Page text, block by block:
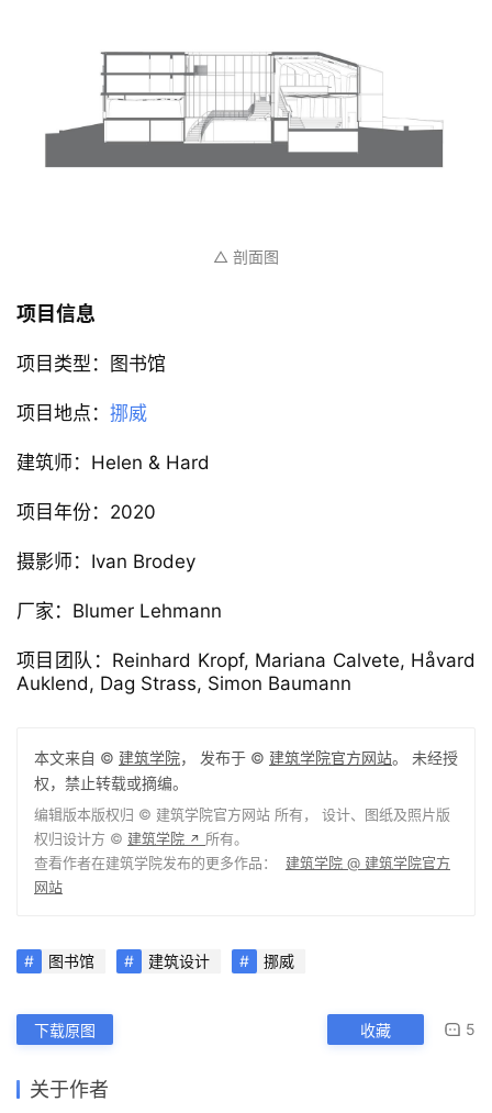
△ 剖面图
项目信息
项目类型：图书馆
项目地点： 挪威
建筑师：Helen & Hard
项目年份：2020
摄影师：Ivan Brodey
厂家：Blumer Lehmann
项目团队：Reinhard Kropf, Mariana Calvete, Håvard
Auklend, Dag Strass, Simon Baumann
本文来自 © 建筑学院， 发布于 © 建筑学院官方网站。 未经授
权，禁止转载或摘编。
编辑版本版权归 © 建筑学院官方网站 所有， 设计、图纸及照片版
权归设计方 © 建筑学院 ↗ 所有。
查看作者在建筑学院发布的更多作品： 建筑学院 @ 建筑学院官方
网站
图书馆 建筑设计 挪威
下载原图 收藏 5
关于作者